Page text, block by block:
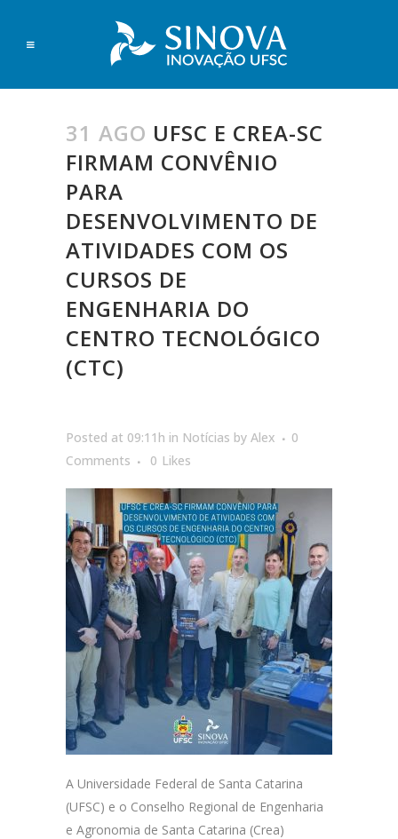
31 AGO UFSC E CREA-SC
FIRMAM CONVÊNIO
PARA
DESENVOLVIMENTO DE
ATIVIDADES COM OS
CURSOS DE
ENGENHARIA DO
CENTRO TECNOLÓGICO
(CTC)
Posted at 09:11h in Notícias by Alex
0
Comments
0 Likes
A Universidade Federal de Santa Catarina
(UFSC) e o Conselho Regional de Engenharia
e Agronomia de Santa Catarina (Crea)